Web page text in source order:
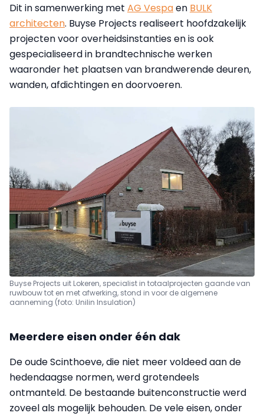
Dit in samenwerking met AG Vespaen BULK
architecten. Buyse Projects realiseert hoofdzakelijk
projecten voor overheidsinstanties en is ook
gespecialiseerd in brandtechnische werken
waaronder het plaatsen van brandwerende deuren,
wanden, afdichtingen en doorvoeren.
Buyse Projects uit Lokeren, specialist in totaalprojecten gaande van
ruwbouw tot en met afwerking, stond in voor de algemene
aanneming (foto: Unilin Insulation)
Meerdere eisen onder één dak
De oude Scinthoeve, die niet meer voldeed aan de
hedendaagse normen, werd grotendeels
ontmanteld. De bestaande buitenconstructie werd
zoveel als mogelijk behouden. De vele eisen, onder